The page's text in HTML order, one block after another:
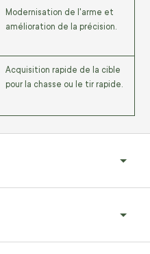
Modernisation de l'arme et
amélioration de la précision.
Acquisition rapide de la cible
pour la chasse ou le tir rapide.